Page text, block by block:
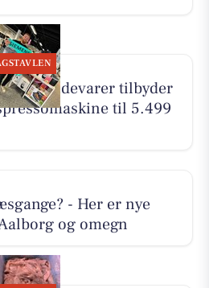
Hvidevarer tilbyder
til 5.499
- Her er nye
og omegn